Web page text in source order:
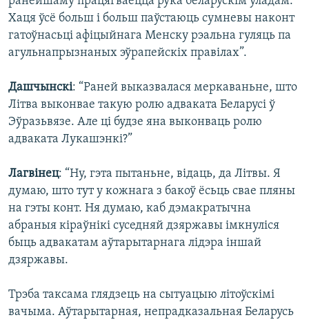
Хаця ўсё больш і больш паўстаюць сумневы наконт
гатоўнасьці афіцыйнага Менску рэальна гуляць па
агульнапрызнаных эўрапейскіх правілах”.
Дашчынскі: “Раней выказвалася меркаваньне, што
Літва выконвае такую ролю адваката Беларусі ў
Эўразьвязе. Але ці будзе яна выконваць ролю
адваката Лукашэнкі?”
Лагвінец: “Ну, гэта пытаньне, відаць, да Літвы. Я
думаю, што тут у кожнага з бакоў ёсьць свае пляны
на гэты конт. Ня думаю, каб дэмакратычна
абраныя кіраўнікі суседняй дзяржавы імкнуліся
быць адвакатам аўтарытарнага лідэра іншай
дзяржавы.
Трэба таксама глядзець на сытуацыю літоўскімі
вачыма. Аўтарытарная, непрадказальная Беларусь